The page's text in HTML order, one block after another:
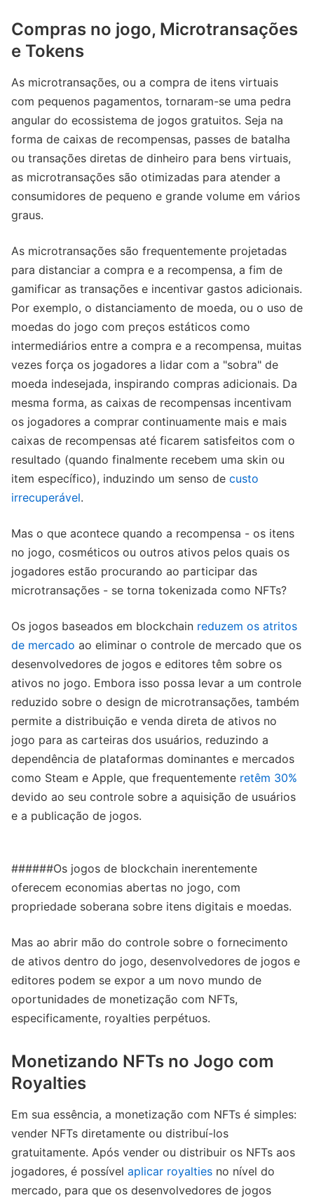
Compras no jogo, Microtransações
e Tokens
As microtransações, ou a compra de itens virtuais
com pequenos pagamentos, tornaram-se uma pedra
angular do ecossistema de jogos gratuitos. Seja na
forma de caixas de recompensas, passes de batalha
ou transações diretas de dinheiro para bens virtuais,
as microtransações são otimizadas para atender a
consumidores de pequeno e grande volume em vários
graus.
As microtransações são frequentemente projetadas
para distanciar a compra e a recompensa, a fim de
gamificar as transações e incentivar gastos adicionais.
Por exemplo, o distanciamento de moeda, ou o uso de
moedas do jogo com preços estáticos como
intermediários entre a compra e a recompensa, muitas
vezes força os jogadores a lidar com a "sobra" de
moeda indesejada, inspirando compras adicionais. Da
mesma forma, as caixas de recompensas incentivam
os jogadores a comprar continuamente mais e mais
caixas de recompensas até ficarem satisfeitos com o
resultado (quando finalmente recebem uma skin ou
item específico), induzindo um senso de custo
irrecuperável.
Mas o que acontece quando a recompensa - os itens
no jogo, cosméticos ou outros ativos pelos quais os
jogadores estão procurando ao participar das
microtransações - se torna tokenizada como NFTs?
Os jogos baseados em blockchain reduzem os atritos
de mercado ao eliminar o controle de mercado que os
desenvolvedores de jogos e editores têm sobre os
ativos no jogo. Embora isso possa levar a um controle
reduzido sobre o design de microtransações, também
permite a distribuição e venda direta de ativos no
jogo para as carteiras dos usuários, reduzindo a
dependência de plataformas dominantes e mercados
como Steam e Apple, que frequentemente retêm 30%
devido ao seu controle sobre a aquisição de usuários
e a publicação de jogos.
######Os jogos de blockchain inerentemente
oferecem economias abertas no jogo, com
propriedade soberana sobre itens digitais e moedas.
Mas ao abrir mão do controle sobre o fornecimento
de ativos dentro do jogo, desenvolvedores de jogos e
editores podem se expor a um novo mundo de
oportunidades de monetização com NFTs,
especificamente, royalties perpétuos.
Monetizando NFTs no Jogo com
Royalties
Em sua essência, a monetização com NFTs é simples:
vender NFTs diretamente ou distribuí-los
gratuitamente. Após vender ou distribuir os NFTs aos
jogadores, é possível aplicar royalties no nível do
mercado, para que os desenvolvedores de jogos